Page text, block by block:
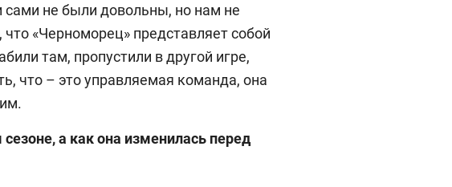
сами не были довольны, но нам не
«Черноморец» представляет собой
там, пропустили в другой игре,
что – это управляемая команда, она
а как она изменилась перед